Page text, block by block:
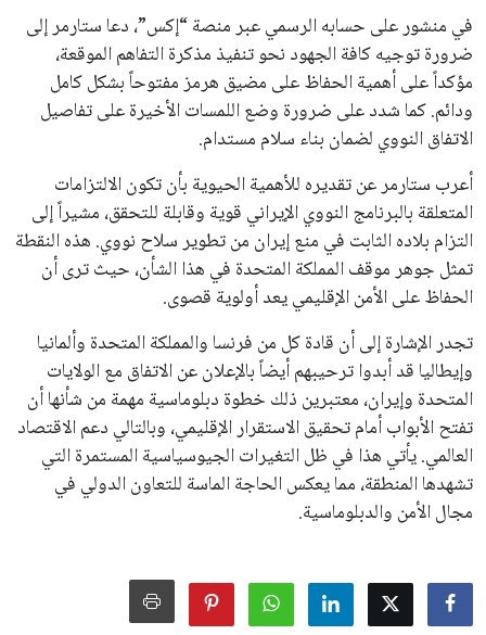
في منشور على حسابه الرسمي عبر منصة “إكس”، دعا ستارمر إلى
ضرورة توجيه كافة الجهود نحو تنفيذ مذكرة التفاهم الموقعة،
مؤكداً على أهمية الحفاظ على مضيق هرمز مفتوحاً بشكل كامل
ودائم. كما شدد على ضرورة وضع اللمسات الأخيرة على تفاصيل
الاتفاق النووي لضمان بناء سلام مستدام.
أعرب ستارمر عن تقديره للأهمية الحيوية بأن تكون الالتزامات
المتعلقة بالبرنامج النووي الإيراني قوية وقابلة للتحقق، مشيراً إلى
التزام بلاده الثابت في منع إيران من تطوير سلاح نووي. هذه النقطة
تمثل جوهر موقف المملكة المتحدة في هذا الشأن، حيث ترى أن
الحفاظ على الأمن الإقليمي يعد أولوية قصوى.
تجدر الإشارة إلى أن قادة كل من فرنسا والمملكة المتحدة وألمانيا
وإيطاليا قد أبدوا ترحيبهم أيضاً بالإعلان عن الاتفاق مع الولايات
المتحدة وإيران، معتبرين ذلك خطوة دبلوماسية مهمة من شأنها أن
تفتح الأبواب أمام تحقيق الاستقرار الإقليمي، وبالتالي دعم الاقتصاد
العالمي. يأتي هذا في ظل التغيرات الجيوسياسية المستمرة التي
تشهدها المنطقة، مما يعكس الحاجة الماسة للتعاون الدولي في
مجال الأمن والدبلوماسية.